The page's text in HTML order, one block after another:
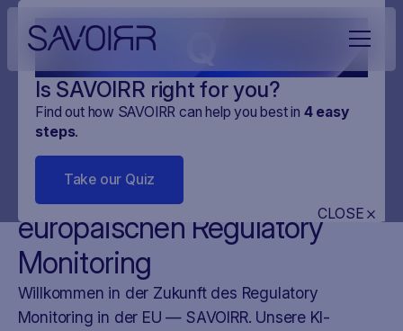
Is SAVOIRR right for you?
Find out how SAVOIRR can help you best in 4easy
steps.
Take our Quiz
CLOSE
SAVOIRR: Die Zukunft des
europäischen Regulatory
Monitoring
Willkommen in der Zukunft des Regulatory
Monitoring in der EU — SAVOIRR. Unsere KI-